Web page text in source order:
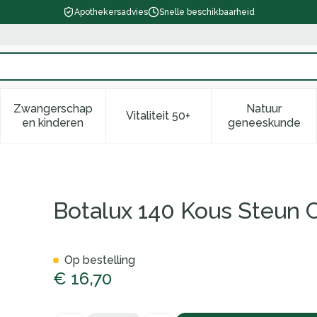
Apothekersadvies Snelle beschikbaarheid
verzorging en hygiëne categorie
voor Dieet, voeding en vitamines categorie
Zwangerschap
en kinderenToon submenu voor Zwangerschap en kinderen
Vitaliteit 50+Toon submenu voor Vitaliteit
Natuur
geneeskunde
Toon
Botalux 140 Kous Steun
€ 16,70
Op bestelling